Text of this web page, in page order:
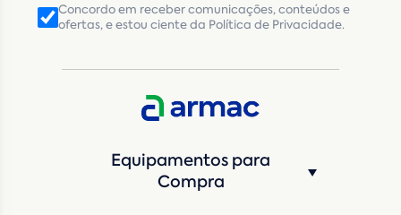
Concordo em receber comunicações, conteúdos e
ofertas, e estou ciente da Política de Privacidade.
Equipamentos para
Compra
CNPJ Inscrição Estadual(Produtor Rural)
CNPJ da empresa/ CPF - Produtor rural*